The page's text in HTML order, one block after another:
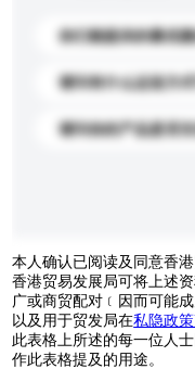
你们能提供的最优
请问有什么运送方式
请问你的产品是否支
本人确认已阅读及同意香
香港贸易发展局可将上述
广或商贸配对﹝因而可能
以及用于贸发局在私隐政
此表格上所述的每一位人
作此表格提及的用途。